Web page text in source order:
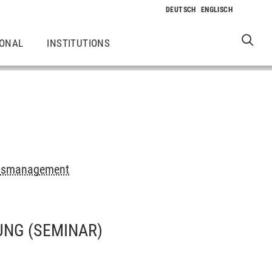
INSTITUTIONS
(SEMINAR)